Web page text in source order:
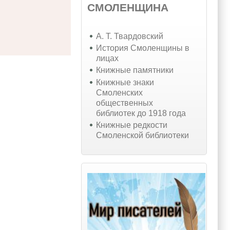
СМОЛЕНЩИНА
А. Т. Твардовский
История Смоленщины в
лицах
Книжные памятники
Книжные знаки
Смоленских
общественных
библиотек до 1918 года
Книжные редкости
Смоленской библиотеки